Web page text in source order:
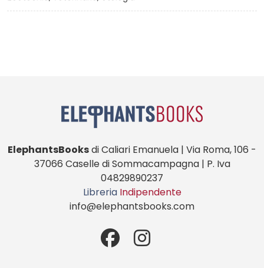
ElephantsBooksdi Caliari Emanuela | Via Roma, 106 -
37066 Caselle di Sommacampagna | P. Iva
04829890237
Libreria Indipendente
info@elephantsbooks.com